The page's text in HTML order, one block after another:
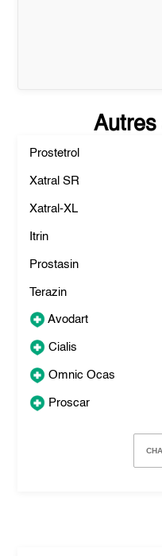
Autres
Prostetrol
Xatral SR
Xatral-XL
Itrin
Prostasin
Terazin
Avodart
Cialis
Omnic Ocas
Proscar